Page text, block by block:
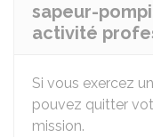
sapeur-
activité
Si vous exercez
pouvez quitter
mission.